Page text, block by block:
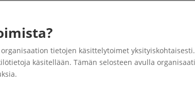
tietojen käsittelytoimet
käsitellään. Tämän selosteen avulla